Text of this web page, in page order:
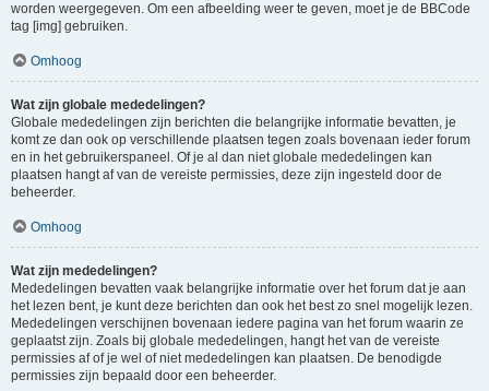
worden weergegeven. Om een afbeelding weer te geven, moet je de BBCode
tag [img] gebruiken.
Omhoog
Wat zijn globale mededelingen?
Globale mededelingen zijn berichten die belangrijke informatie bevatten, je
komt ze dan ook op verschillende plaatsen tegen zoals bovenaan ieder forum
en in het gebruikerspaneel. Of je al dan niet globale mededelingen kan
plaatsen hangt af van de vereiste permissies, deze zijn ingesteld door de
beheerder.
Omhoog
Wat zijn mededelingen?
Mededelingen bevatten vaak belangrijke informatie over het forum dat je aan
het lezen bent, je kunt deze berichten dan ook het best zo snel mogelijk lezen.
Mededelingen verschijnen bovenaan iedere pagina van het forum waarin ze
geplaatst zijn. Zoals bij globale mededelingen, hangt het van de vereiste
permissies af of je wel of niet mededelingen kan plaatsen. De benodigde
permissies zijn bepaald door een beheerder.